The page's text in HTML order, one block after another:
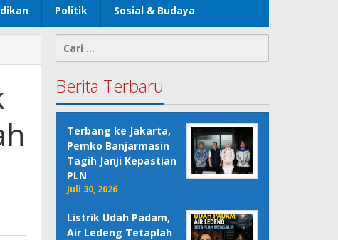
Politik Sosial & Budaya
untuk:
Berita Terbaru
Terbang ke Jakarta,
Pemko Banjarmasin
Tagih Janji Kepastian
PLN
Juli 30, 2026
Listrik Udah Padam,
Air Ledeng Tetaplah